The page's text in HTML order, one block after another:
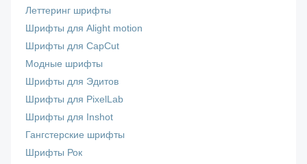
Леттеринг шрифты
Шрифты для Alight motion
Шрифты для CapCut
Модные шрифты
Шрифты для Эдитов
Шрифты для PixelLab
Шрифты для Inshot
Гангстерские шрифты
Шрифты Рок